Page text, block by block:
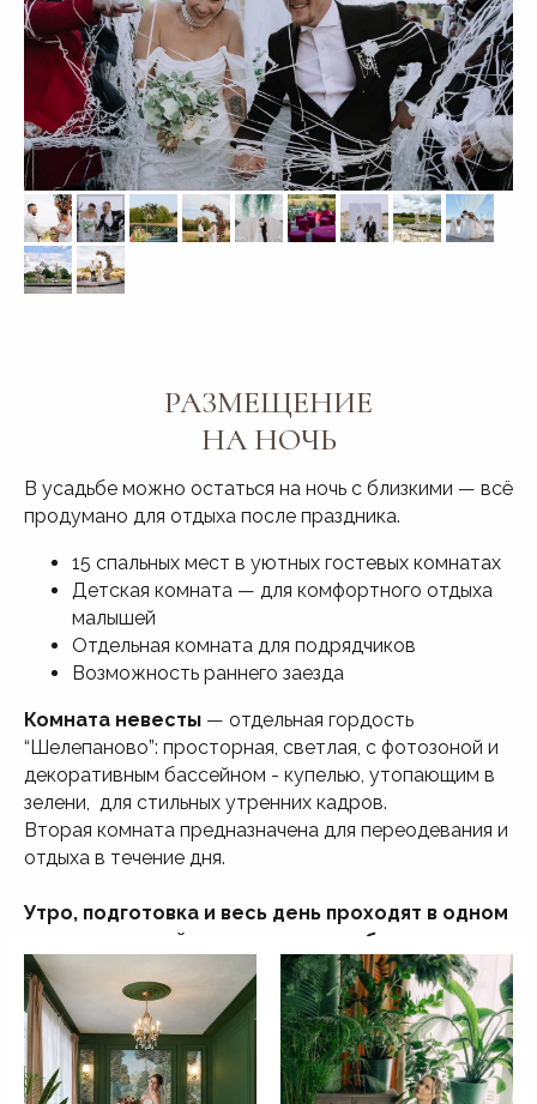
РАЗМЕЩЕНИЕ
НА НОЧЬ
В усадьбе можно остаться на ночь с близкими — всё
продумано для отдыха после праздника.
15 спальных мест в уютных гостевых комнатах
Детская комната — для комфортного отдыха
малышей
Отдельная комната для подрядчиков
Возможность раннего заезда
Комната невесты — отдельная гордость
“Шелепаново”: просторная, светлая, с фотозоной и
декоративным бассейном - купелью, утопающим в
зелени, для стильных утренних кадров.
Вторая комната предназначена для переодевания и
отдыха в течение дня.
Утро, подготовка и весь день проходят в одном
месте — спокойно, красиво и удобно.